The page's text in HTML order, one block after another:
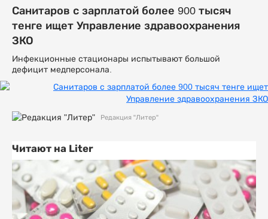
Санитаров с зарплатой более 900 тысяч
тенге ищет Управление здравоохранения
ЗКО
Инфекционные стационары испытывают большой
дефицит медперсонала.
Редакция "Литер"
Читают на Liter